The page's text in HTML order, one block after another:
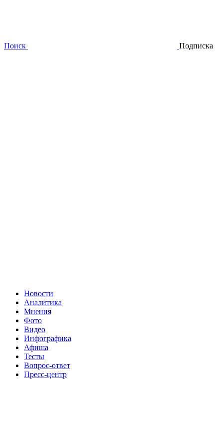
Поиск Подписка
Новости
Аналитика
Мнения
Фото
Видео
Инфографика
Афиша
Тесты
Вопрос-ответ
Пресс-центр